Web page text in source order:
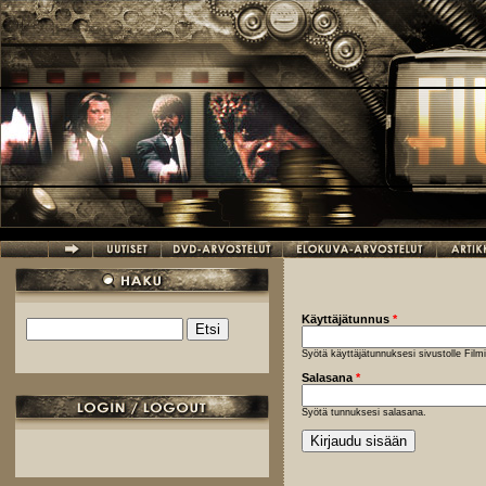
Hyppää pääsisältöön
Hakulomake
Käyttäjätunnus *
Syötä käyttäjätunnuksesi sivustolle
Salasana *
Syötä tunnuksesi salasana.